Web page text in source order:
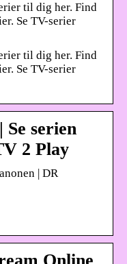
til dig her. Find
Se TV-serier
til dig her. Find
Se TV-serier
Se serien
2 Play
| DR